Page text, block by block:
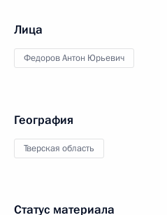
Лица
Федоров Антон Юрьевич
География
Тверская область
Статус материала